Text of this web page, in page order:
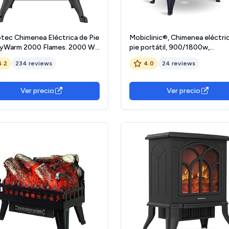
Chimenea Eléctrica de Pie
2000 Flames. 2000 W,
de Potencia, Termostato
y Control Independiente
234 reviews
Ver precio
Mobiclinic®, Chimenea
pie portátil, 900/1800w,
Protección
Ligera, Decorativa, Llama 3D
Ira, para Espacios 25 m2
4.0 24 reviews
Ver precio